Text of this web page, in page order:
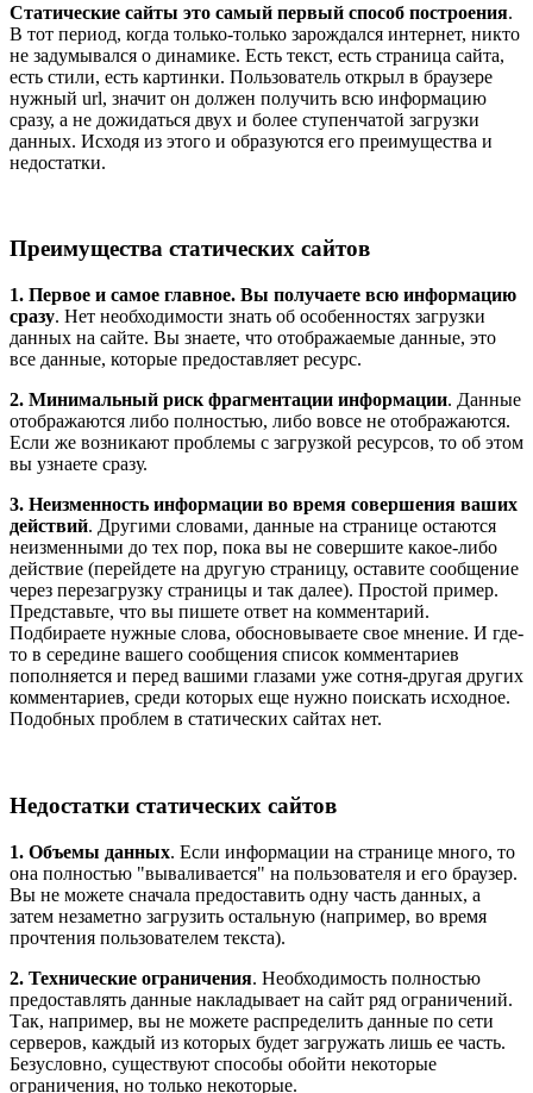
Статические сайты это самый первый способ построения.
В тот период, когда только-только зарождался интернет, никто
не задумывался о динамике. Есть текст, есть страница сайта,
есть стили, есть картинки. Пользователь открыл в браузере
нужный url, значит он должен получить всю информацию
сразу, а не дожидаться двух и более ступенчатой загрузки
данных. Исходя из этого и образуются его преимущества и
недостатки.
Преимущества статических сайтов
1. Первое и самое главное. Вы получаете всю информацию
сразу. Нет необходимости знать об особенностях загрузки
данных на сайте. Вы знаете, что отображаемые данные, это
все данные, которые предоставляет ресурс.
2. Минимальный риск фрагментации информации. Данные
отображаются либо полностью, либо вовсе не отображаются.
Если же возникают проблемы с загрузкой ресурсов, то об этом
вы узнаете сразу.
3. Неизменность информации во время совершения ваших
действий. Другими словами, данные на странице остаются
неизменными до тех пор, пока вы не совершите какое-либо
действие (перейдете на другую страницу, оставите сообщение
через перезагрузку страницы и так далее). Простой пример.
Представьте, что вы пишете ответ на комментарий.
Подбираете нужные слова, обосновываете свое мнение. И где-
то в середине вашего сообщения список комментариев
пополняется и перед вашими глазами уже сотня-другая других
комментариев, среди которых еще нужно поискать исходное.
Подобных проблем в статических сайтах нет.
Недостатки статических сайтов
1. Объемы данных. Если информации на странице много, то
она полностью "вываливается" на пользователя и его браузер.
Вы не можете сначала предоставить одну часть данных, а
затем незаметно загрузить остальную (например, во время
прочтения пользователем текста).
2. Технические ограничения. Необходимость полностью
предоставлять данные накладывает на сайт ряд ограничений.
Так, например, вы не можете распределить данные по сети
серверов, каждый из которых будет загружать лишь ее часть.
Безусловно, существуют способы обойти некоторые
ограничения, но только некоторые.